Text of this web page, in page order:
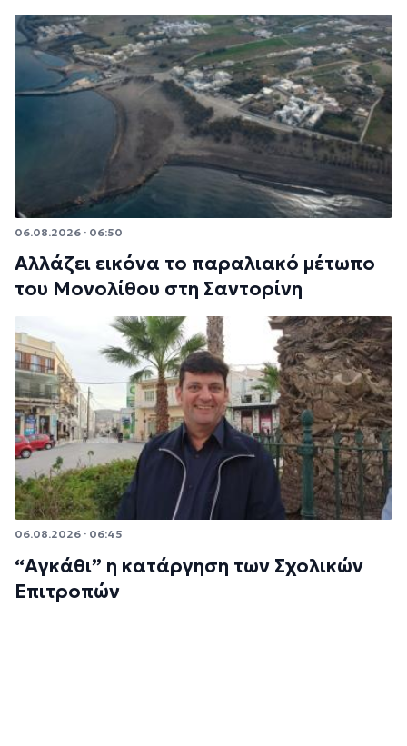
06.08.2026 · 06:50
Αλλάζει εικόνα το παραλιακό μέτωπο
του Μονολίθου στη Σαντορίνη
06.08.2026 · 06:45
“Αγκάθι” η κατάργηση των Σχολικών
Επιτροπών